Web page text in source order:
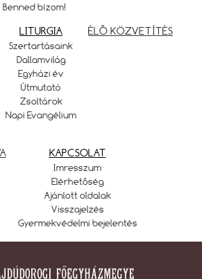
Benned bízom!
LITURGIA
Szertartásaink
Dallamvilág
Egyházi év
Útmutató
Zsoltárok
Napi Evangélium
ÉLŐ KÖZVETÍTÉS
KAPCSOLAT
Imresszum
Elérhetőség
Ajánlott oldalak
Visszajelzés
Gyermekvédelmi bejelentés